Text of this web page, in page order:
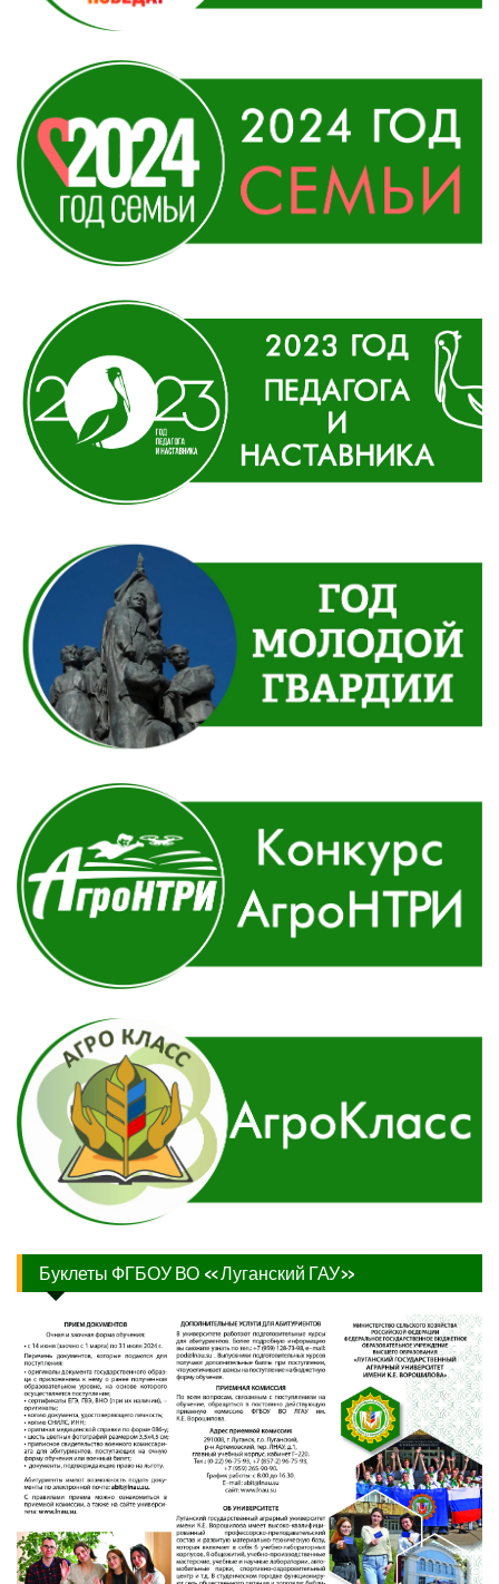
Буклеты ФГБОУ ВО «Луганский ГАУ»